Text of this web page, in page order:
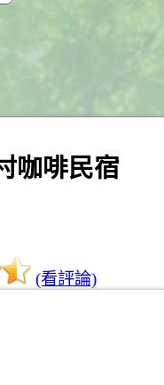
咖啡民宿
(看評論)